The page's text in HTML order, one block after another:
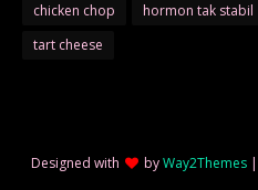
chicken chop
hormon tak stabil
tart cheese
Designed with byWay2Themes